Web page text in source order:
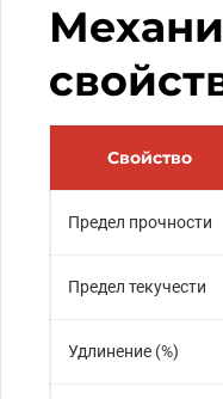
Свойство
Предел прочности
Предел текучести
Удлинение (%)